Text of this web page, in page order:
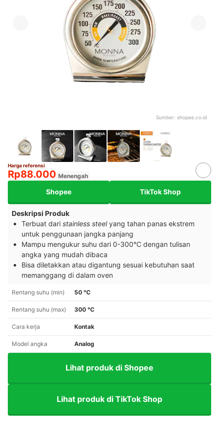
Sumber: shopee.co.id
Harga referensi
Rp88.000 Menengah
Shopee TikTok Shop
Deskripsi Produk
Terbuat dari stainless steelyang tahan panas ekstrem
untuk penggunaan jangka panjang
Mampu mengukur suhu dari 0-300°C dengan tulisan
angka yang mudah dibaca
Bisa diletakkan atau digantung sesuai kebutuhan saat
memanggang di dalam oven
Rentang suhu (min) 50 ℃
Rentang suhu (max) 300 ℃
Cara kerja Kontak
Model angka Analog
Lihat produk di Shopee
Lihat produk di TikTok Shop